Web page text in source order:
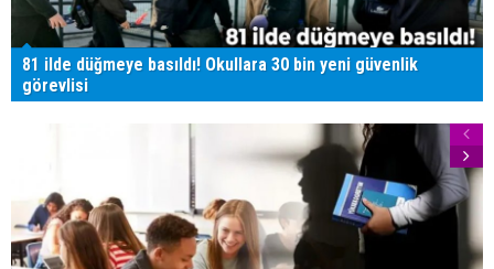
81 ilde düğmeye basıldı! Okullara 30 bin yeni güvenlik
görevlisi